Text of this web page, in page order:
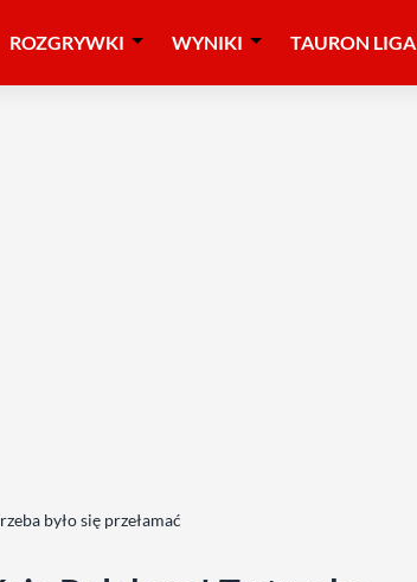
ROZGRYWKI WYNIKI TAURON LIGA
było się przełamać